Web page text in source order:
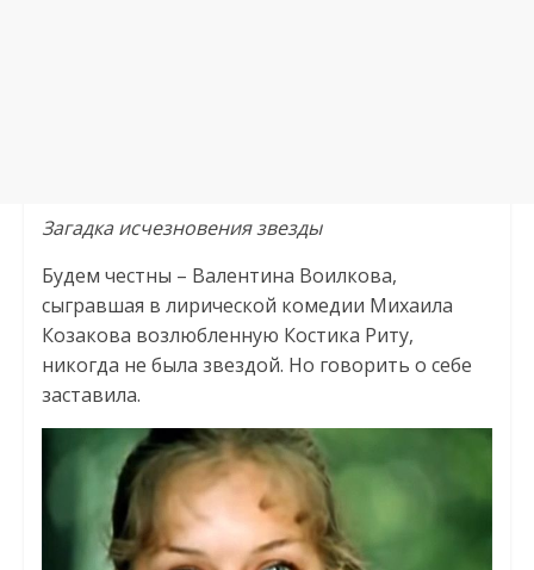
Загадка исчезновения звезды
Будем честны – Валентина Воилкова,
сыгравшая в лирической комедии Михаила
Козакова возлюбленную Костика Риту,
никогда не была звездой. Но говорить о себе
заставила.